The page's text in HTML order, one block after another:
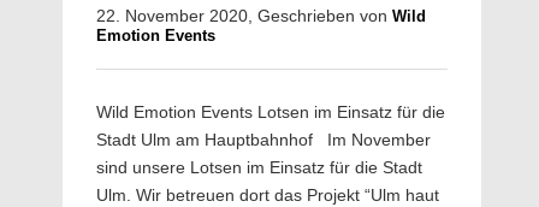
22. November 2020, Geschrieben von Wild
Emotion Events
Wild Emotion Events Lotsen im Einsatz für die
Stadt Ulm am Hauptbahnhof Im November
sind unsere Lotsen im Einsatz für die Stadt
Ulm. Wir betreuen dort das Projekt “Ulm haut